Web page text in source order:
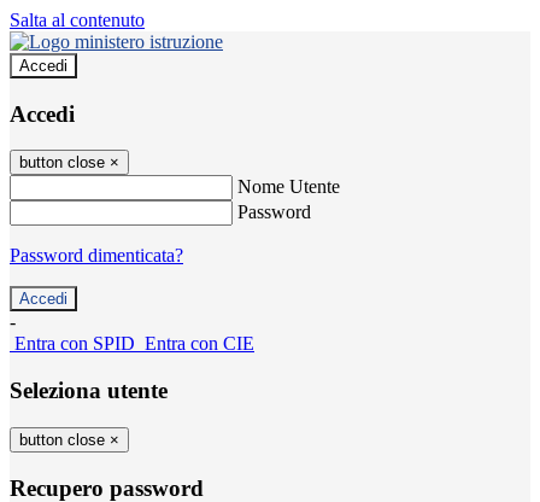
Salta al contenuto
Accedi
Accedi
button close ×
Nome Utente
Password
Password dimenticata?
-
Entra con SPID Entra con CIE
Seleziona utente
button close ×
Recupero password